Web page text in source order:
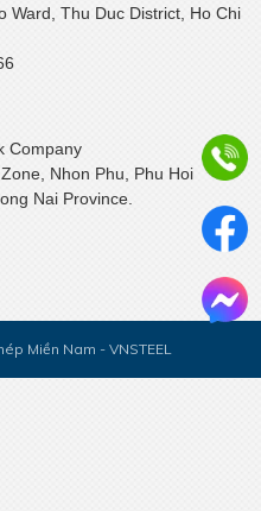
Ward, Thu Duc District, Ho Chi
Company
Nhon Phu, Phu Hoi
Nai Province.
Miền Nam - VNSTEEL